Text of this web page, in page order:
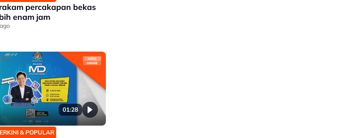
percakapan bekas
enam jam
01:28
& POPULAR